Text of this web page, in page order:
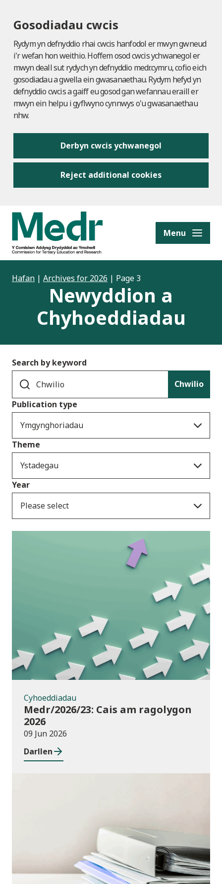
Gosodiadau cwcis
Rydym yn defnyddio rhai cwcis hanfodol er mwyn gwneud
i'r wefan hon weithio. Hoffem osod cwcis ychwanegol er
mwyn deall sut rydych yn defnyddio medr.cymru, cofio eich
gosodiadau a gwella ein gwasanaethau. Rydym hefyd yn
defnyddio cwcis a gaiff eu gosod gan wefannau eraill er
mwyn ein helpu i gyflwyno cynnwys o'u gwasanaethau
nhw.
Derbyn cwcis ychwanegol
Reject additional cookies
content Menu
Hafan | Archives for 2026 | Page 3
Newyddion a
Chyhoeddiadau
Search by keyword
Chwilio
Publication type
Ymgynghoriadau
Theme
Ystadegau
Year
Please select
Cyhoeddiadau
Cyhoeddiadau
Medr/2026/23: Cais am ragolygon
2026
09 Jun 2026
Darllen
Cyhoeddiadau